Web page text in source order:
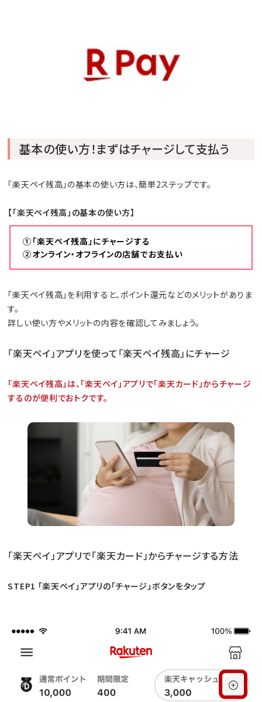
基本の使い方！まずはチャージして支払う
「楽天ペイ残高」の基本の使い方は、簡単2ステップです。
【「楽天ペイ残高」の基本の使い方】
①「楽天ペイ残高」にチャージする
②オンライン・オフラインの店舗でお支払い
「楽天ペイ残高」を利用すると、ポイント還元などのメリットがありま
す。
詳しい使い方やメリットの内容を確認してみましょう。
「楽天ペイ」アプリを使って「楽天ペイ残高」にチャージ
「楽天ペイ残高」は、「楽天ペイ」アプリで「楽天カード」からチャージ
するのが便利でおトクです。
「楽天ペイ」アプリで「楽天カード」からチャージする方法
STEP1 「楽天ペイ」アプリの「チャージ」ボタンをタップ